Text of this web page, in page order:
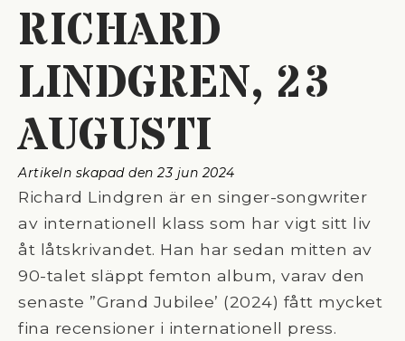
RICHARD
LINDGREN, 23
AUGUSTI
Artikeln skapad den 23 jun 2024
Richard Lindgren är en singer-songwriter
av internationell klass som har vigt sitt liv
åt låtskrivandet. Han har sedan mitten av
90-talet släppt femton album, varav den
senaste ”Grand Jubilee’ (2024) fått mycket
fina recensioner i internationell press.